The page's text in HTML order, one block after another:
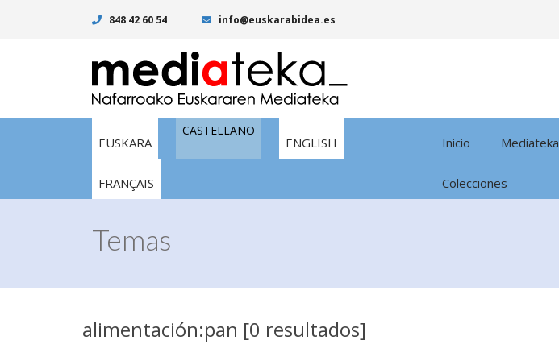
848 42 60 54 info@euskarabidea.es
EUSKARA
CASTELLANO
ENGLISH
FRANÇAIS
Inicio Mediateka
Colecciones
Temas
alimentación:pan [0 resultados]